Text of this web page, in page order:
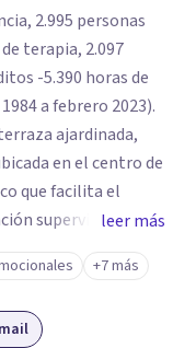
2.995 personas
terapia, 2.097
de
a febrero 2023).
ajardinada,
en el centro de
que facilita el
supervisada en el
durante el periodo
de Psicólogos de
IAE, el 12 de
la Clínica Cattell
leer más
+7 más